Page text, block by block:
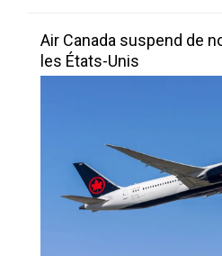
Air Canada suspend de
les États-Unis